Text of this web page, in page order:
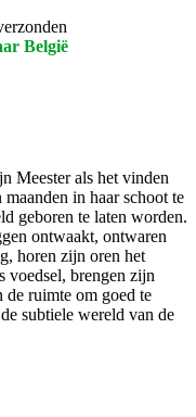
België
Meester als het vinden
in haar schoot te
geboren te laten worden.
ontwaakt, ­ontwaren
horen zijn oren het
voedsel, brengen zijn
de ruimte om goed te
subtiele wereld van de